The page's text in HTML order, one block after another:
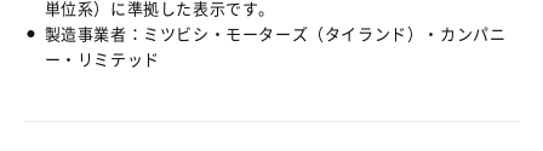
単位系）に準拠した表示です。
⚫︎
製造事業者：ミツビシ・モーターズ（タイランド）・カンパニ
ー・リミテッド